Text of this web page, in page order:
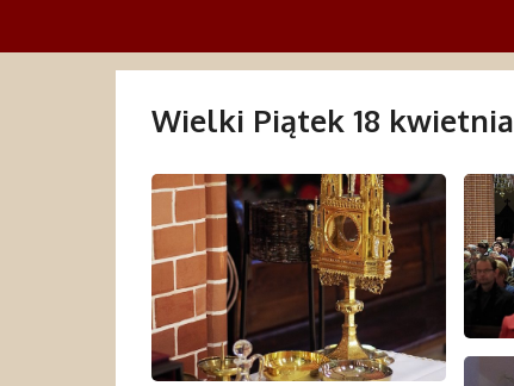
Wielki Piątek 18 kwietnia